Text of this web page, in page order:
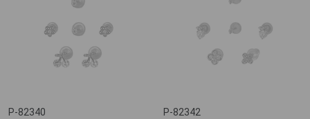
P-82340 P-82342